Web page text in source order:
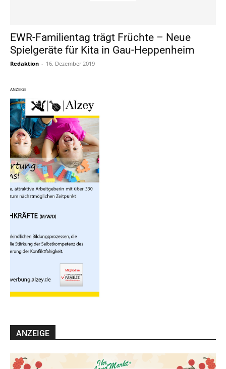
EWR-Familientag trägt Früchte – Neue
Spielgeräte für Kita in Gau-Heppenheim
Redaktion - 16. Dezember 2019
ANZEIGE
ANZEIGE